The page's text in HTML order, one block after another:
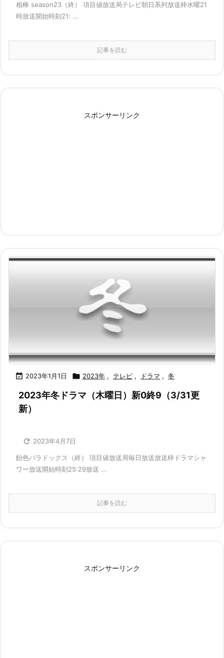
相棒 season23（終） 項目値放送局テレビ朝日系列放送枠水曜21
時放送開始時刻21: ...
記事を読む
スポンサーリンク
 2023年1月1日  2023年 , テレビ , ドラマ , 冬
2023年冬ドラマ（木曜日）新0終9（3/31更
新）
 2023年4月7日
飴色パラドックス（終） 項目値放送局毎日放送放送枠ドラマシャ
ワー放送開始時刻25:29放送 ...
記事を読む
スポンサーリンク